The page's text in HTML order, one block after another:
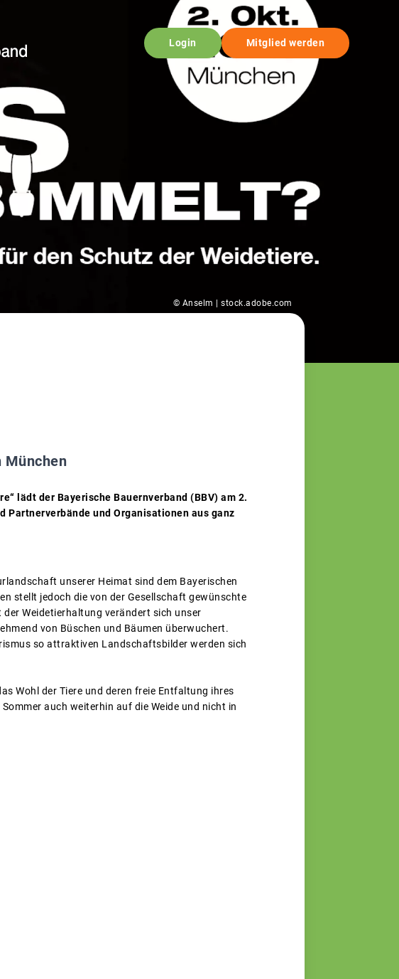
Login Mitglied werden
© Anselm | stock.adobe.com
München
lädt der Bayerische Bauernverband (BBV) am 2.
Partnerverbände und Organisationen aus ganz
unserer Heimat sind dem Bayerischen
stellt jedoch die von der Gesellschaft gewünschte
Weidetierhaltung verändert sich unser
von Büschen und Bäumen überwuchert.
so attraktiven Landschaftsbilder werden sich
Wohl der Tiere und deren freie Entfaltung ihres
auch weiterhin auf die Weide und nicht in